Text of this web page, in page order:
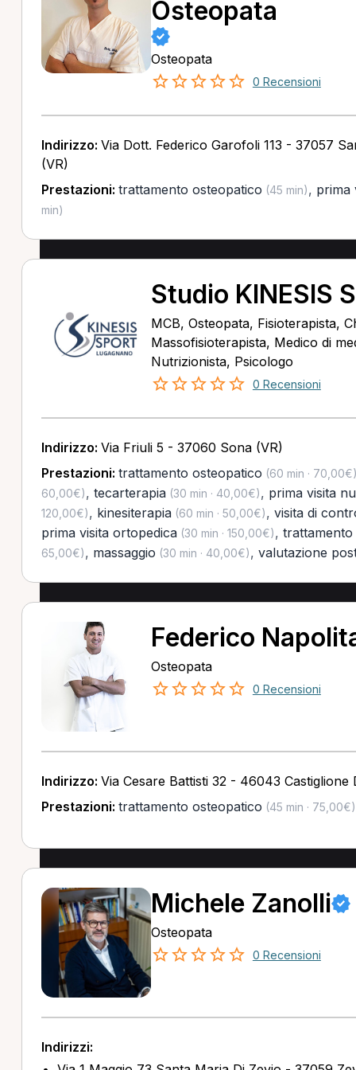
Osteopata
Osteopata
0 Recensioni
Indirizzo: Via Dott. Federico Garofoli 113 - 37057
(VR)
Prestazioni: trattamento osteopatico (45 min), prima
min)
Studio KINESIS
MCB, Osteopata, Fisioterapista,
Massofisioterapista, Medico di
Nutrizionista, Psicologo
0 Recensioni
Indirizzo: Via Friuli 5 - 37060 Sona (VR)
Prestazioni: trattamento osteopatico (60 min ·
60,00€), tecarterapia(30 min · 40,00€), prima visita
120,00€), kinesiterapia(60 min · 50,00€), visita di
prima visita ortopedica(30 min · 150,00€),
65,00€), massaggio (30 min · 40,00€), valutazione
Federico
Osteopata
0 Recensioni
Indirizzo: Via Cesare Battisti 32 - 46043 Castiglione
Prestazioni: trattamento osteopatico (45 min · 75,00€)
Michele Zanolli
Osteopata
0 Recensioni
Indirizzi: